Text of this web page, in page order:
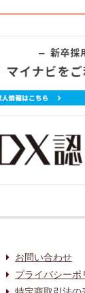
お問い合わせ
プライバシーポ